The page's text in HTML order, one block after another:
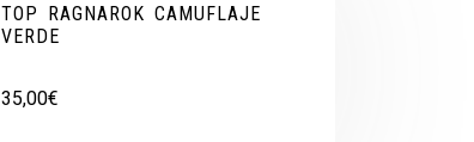
TOP RAGNAROK CAMUFLAJE
VERDE
35,00€